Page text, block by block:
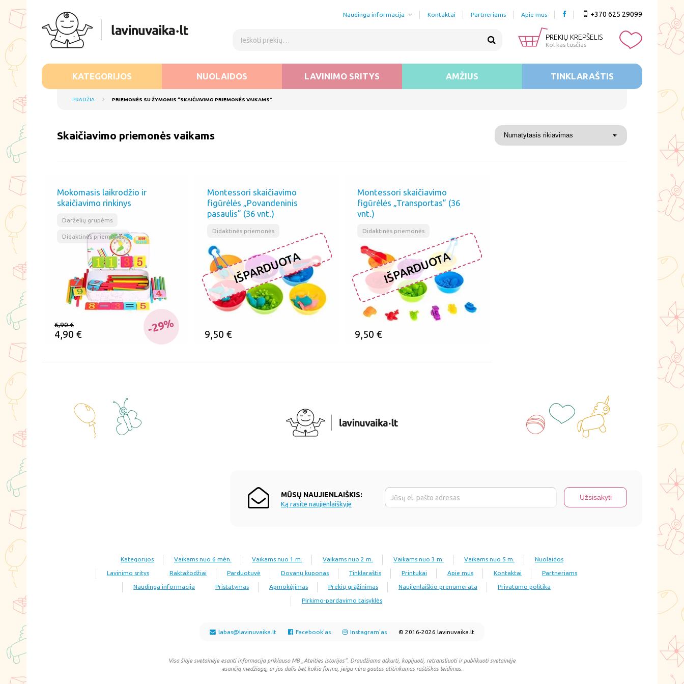
+370 625 29099
Naudinga informacija Kontaktai Partneriams Apie mus
PREKIŲ KREPŠELIS
Kol kas tusčias
KATEGORIJOS NUOLAIDOS LAVINIMO SRITYS AMŽIUS TINKLARAŠTIS
PRADŽIA PRIEMONĖS SU ŽYMOMIS “SKAIČIAVIMO PRIEMONĖS VAIKAMS”
skaičiavimo priemonės vaikams
Mokomasis laikrodžio ir
skaičiavimo rinkinys
Darželių grupėms
Didaktinės priemonės
6,90€
4,90 € -29%
Montessori skaičiavimo
figūrėlės „Povandeninis
pasaulis” (36 vnt.)
Didaktinės priemonės
9,50 €
IŠPARDUOTA
Montessori skaičiavimo
figūrėlės „Transportas” (36
vnt.)
Didaktinės priemonės
9,50 €
IŠPARDUOTA
MŪSŲ NAUJIENLAIŠKIS:
Ką rasite naujienlaiškyje
Kategorijos Vaikams nuo 6 mėn. Vaikams nuo 1 m. Vaikams nuo 2 m. Vaikams nuo 3 m. Vaikams nuo 5 m. Nuolaidos
Lavinimo sritys Raktažodžiai Parduotuvė Dovanų kuponas Tinklaraštis Printukai Apie mus Kontaktai Partneriams
Naudinga informacija Pristatymas Apmokėjimas Prekių grąžinimas Naujienlaiškio prenumerata Privatumo politika
Pirkimo-pardavimo taisyklės
labas@lavinuvaika.lt Facebook'as Instagram'as © 2016-2026 lavinuvaika.lt
Visa šioje svetainėje esanti informacija priklauso MB „Ateities istorijos“. Draudžiama atkurti, kopijuoti, retransliuoti ir publikuoti svetainėje
esančią medžiagą, ar jos dalis bet kokia forma, jeigu nėra gautas atitinkamas raštiškas leidimas.